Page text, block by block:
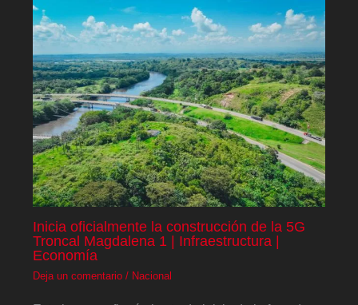
Inicia oficialmente la construcción de la 5G
Troncal Magdalena 1 | Infraestructura |
Economía
Deja un comentario / Nacional